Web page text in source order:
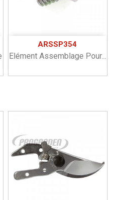
ARSSP354
Elément Assemblage Pour...